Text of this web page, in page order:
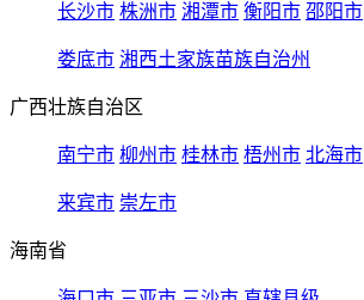
长沙市 株洲市 湘潭市 衡阳市 邵阳市
娄底市 湘西土家族苗族自治州
广西壮族自治区
南宁市 柳州市 桂林市 梧州市 北海市
来宾市 崇左市
海南省